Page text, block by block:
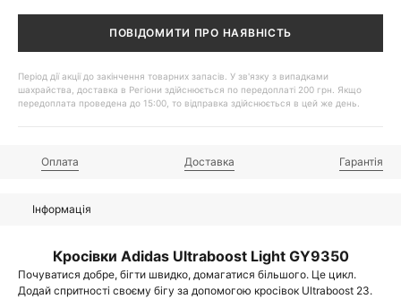
ПОВІДОМИТИ ПРО НАЯВНІСТЬ
Період дії акції до закінчення товарних запасів. У зв'язку з випадками
шахрайства, доставка в Регіони здійснюється по передоплаті 200 грн. Якщо
передоплата проведена до 15:00, то відправка здійснюється в цей же день.
Оплата Доставка Гарантія
Інформація
Кросівки Adidas Ultraboost Light GY9350
Почуватися добре, бігти швидко, домагатися більшого. Це цикл.
Додай спритності своєму бігу за допомогою кросівок Ultraboost 23.